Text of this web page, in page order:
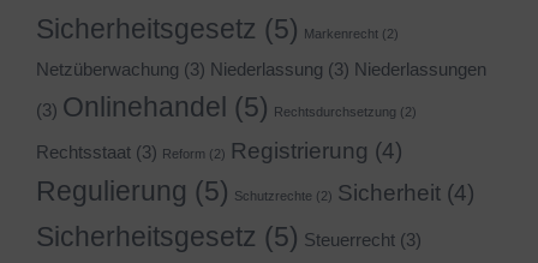
Sicherheitsgesetz (5) Markenrecht (2)
Netzüberwachung (3) Niederlassung (3) Niederlassungen
(3) Onlinehandel (5) Rechtsdurchsetzung (2)
Rechtsstaat (3) Reform (2) Registrierung (4)
Regulierung (5) Schutzrechte (2) Sicherheit (4)
Sicherheitsgesetz (5) Steuerrecht (3)